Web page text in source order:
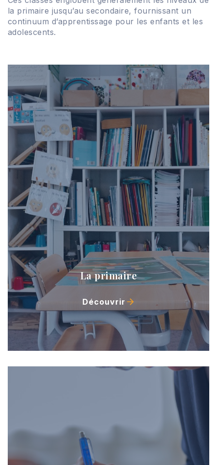
la primaire jusqu’au secondaire, fournissant un
continuum d’apprentissage pour les enfants et les
adolescents.
La primaire
Découvrir